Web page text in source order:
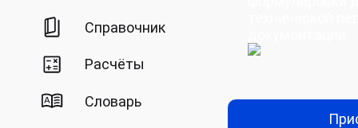
Справочник
Расчёты
Словарь